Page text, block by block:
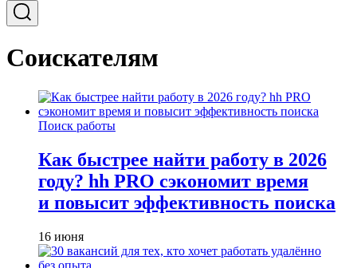
Соискателям
Поиск работы
Как быстрее найти работу в 2026
году? hh PRO сэкономит время
и повысит эффективность поиска
16 июня